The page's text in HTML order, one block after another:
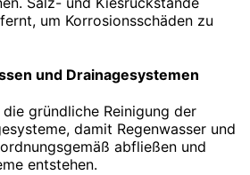
um Korrosionsschäden zu
und Drainagesystemen
gründliche Reinigung der
damit Regenwasser und
abfließen und
entstehen.